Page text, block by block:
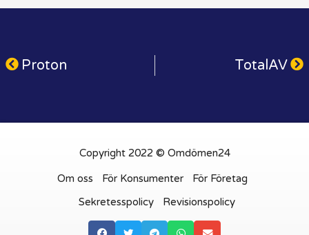
Proton TotalAV
Copyright 2022 © Omdömen24
Om oss För Konsumenter
För Företag
Sekretesspolicy
Revisionspolicy